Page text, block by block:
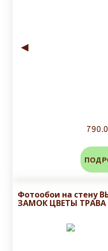
◄
Фотообои на
ЗАМОК ЦВЕТЫ ТРАВА